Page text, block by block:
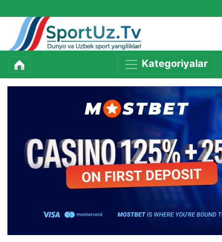
Kategoriyalar